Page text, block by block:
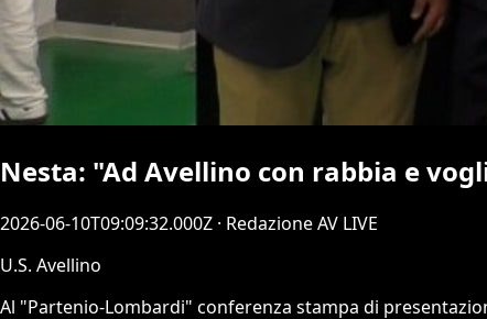
Nesta: "Ad Avellino con rabbia e
2026-06-10T09:09:32.000Z · Redazione AV LIVE
U.S. Avellino
Al "Partenio-Lombardi" conferenza stampa di